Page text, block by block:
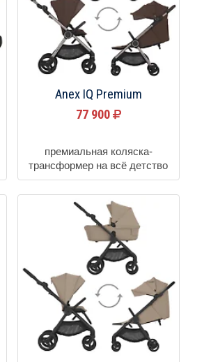
Anex IQ Premium
77 900
премиальная коляска-
трансформер на всё детство